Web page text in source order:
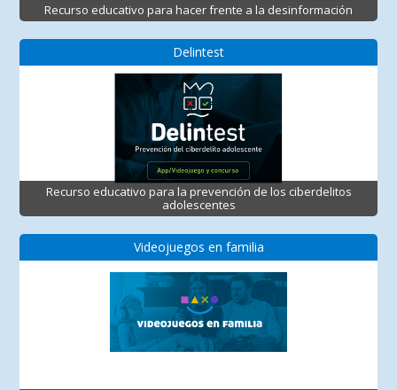
Recurso educativo para hacer frente a la desinformación
Delintest
Recurso educativo para la prevención de los ciberdelitos
adolescentes
Videojuegos en familia